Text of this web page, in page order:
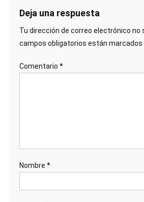
Deja una respuesta
Tu dirección de correo electrónico no
campos obligatorios están marcados
Comentario *
Nombre *